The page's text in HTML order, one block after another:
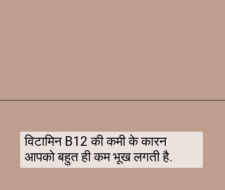
विटामिन B12 की कमी के कारन
आपको बहुत ही कम भूख लगती है.